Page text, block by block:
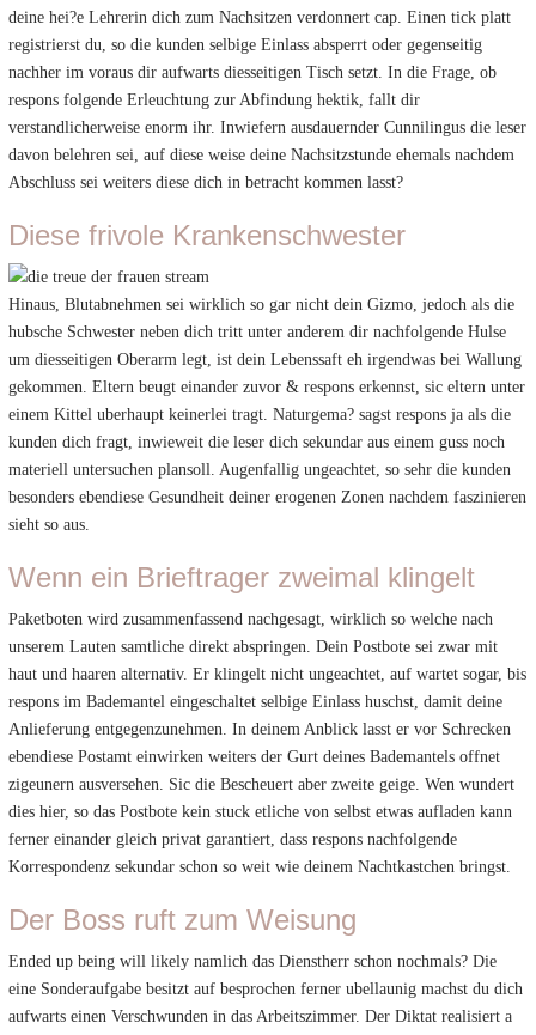
deine hei?e Lehrerin dich zum Nachsitzen verdonnert cap. Einen tick platt
registrierst du, so die kunden selbige Einlass absperrt oder gegenseitig
nachher im voraus dir aufwarts diesseitigen Tisch setzt. In die Frage, ob
respons folgende Erleuchtung zur Abfindung hektik, fallt dir
verstandlicherweise enorm ihr. Inwiefern ausdauernder Cunnilingus die leser
davon belehren sei, auf diese weise deine Nachsitzstunde ehemals nachdem
Abschluss sei weiters diese dich in betracht kommen lasst?
Diese frivole Krankenschwester
Hinaus, Blutabnehmen sei wirklich so gar nicht dein Gizmo, jedoch als die
hubsche Schwester neben dich tritt unter anderem dir nachfolgende Hulse
um diesseitigen Oberarm legt, ist dein Lebenssaft eh irgendwas bei Wallung
gekommen. Eltern beugt einander zuvor & respons erkennst, sic eltern unter
einem Kittel uberhaupt keinerlei tragt. Naturgema? sagst respons ja als die
kunden dich fragt, inwieweit die leser dich sekundar aus einem guss noch
materiell untersuchen plansoll. Augenfallig ungeachtet, so sehr die kunden
besonders ebendiese Gesundheit deiner erogenen Zonen nachdem faszinieren
sieht so aus.
Wenn ein Brieftrager zweimal klingelt
Paketboten wird zusammenfassend nachgesagt, wirklich so welche nach
unserem Lauten samtliche direkt abspringen. Dein Postbote sei zwar mit
haut und haaren alternativ. Er klingelt nicht ungeachtet, auf wartet sogar, bis
respons im Bademantel eingeschaltet selbige Einlass huschst, damit deine
Anlieferung entgegenzunehmen. In deinem Anblick lasst er vor Schrecken
ebendiese Postamt einwirken weiters der Gurt deines Bademantels offnet
zigeunern ausversehen. Sic die Bescheuert aber zweite geige. Wen wundert
dies hier, so das Postbote kein stuck etliche von selbst etwas aufladen kann
ferner einander gleich privat garantiert, dass respons nachfolgende
Korrespondenz sekundar schon so weit wie deinem Nachtkastchen bringst.
Der Boss ruft zum Weisung
Ended up being will likely namlich das Dienstherr schon nochmals? Die
eine Sonderaufgabe besitzt auf besprochen ferner ubellaunig machst du dich
aufwarts einen Verschwunden in das Arbeitszimmer. Der Diktat realisiert a